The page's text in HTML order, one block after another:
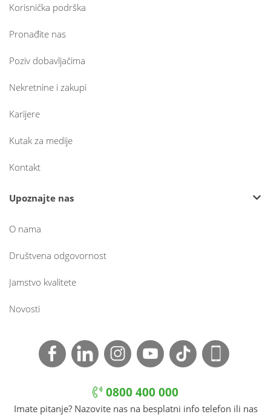
Korisnička podrška
Pronađite nas
Poziv dobavljačima
Nekretnine i zakupi
Karijere
Kutak za medije
Kontakt
Upoznajte nas
O nama
Društvena odgovornost
Jamstvo kvalitete
Novosti
0800 400 000
Imate pitanje? Nazovite nas na besplatni info telefon ili nas